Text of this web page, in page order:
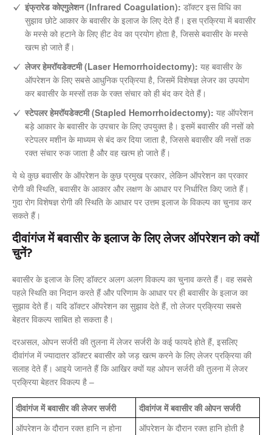
इंफ्रारेड कोएगुलेशन (Infrared Coagulation): डॉक्टर इस विधि का
सुझाव छोटे आकार के बवासीर के इलाज के लिए देते हैं। इस प्रक्रिया में बवासीर
के मस्से को हटाने के लिए हीट वेव का प्रयोग होता है, जिससे बवासीर के मस्से
खत्म हो जाते हैं।
लेजर हेमरॉयडेक्टमी (Laser Hemorrhoidectomy): यह बवासीर के
ऑपरेशन के लिए सबसे आधुनिक प्रक्रिया है, जिसमें विशेषज्ञ लेजर का उपयोग
कर बवासीर के मस्सों तक के रक्त संचार को ही बंद कर देते हैं।
स्टेपलर हेमरॉयडेक्टमी (Stapled Hemorrhoidectomy): यह ऑपरेशन
बड़े आकार के बवासीर के उपचार के लिए उपयुक्त है। इसमें बवासीर की नसों को
स्टेपलर मशीन के माध्यम से बंद कर दिया जाता है, जिससे बवासीर की नसों तक
रक्त संचार रुक जाता है और वह खत्म हो जाते हैं।
ये थे कुछ बवासीर के ऑपरेशन के कुछ प्रमुख प्रकार, लेकिन ऑपरेशन का प्रकार
रोगी की स्थिति, बवासीर के आकार और लक्षण के आधार पर निर्धारित किए जाते हैं।
गुदा रोग विशेषज्ञ रोगी की स्थिति के आधार पर उत्तम इलाज के विकल्प का चुनाव कर
सकते हैं।
दीवांगंज में बवासीर के इलाज के लिए लेजर ऑपरेशन को क्यों
चुनें?
बवासीर के इलाज के लिए डॉक्टर अलग अलग विकल्प का चुनाव करते हैं। वह सबसे
पहले स्थिति का निदान करते हैं और परिणाम के आधार पर ही बवासीर के इलाज का
सुझाव देते हैं। यदि डॉक्टर ऑपरेशन का सुझाव देते हैं, तो लेजर प्रक्रिया सबसे
बेहतर विकल्प साबित हो सकता है।
दरअसल, ओपन सर्जरी की तुलना में लेजर सर्जरी के कई फायदे होते हैं, इसलिए
दीवांगंज में ज्यादातर डॉक्टर बवासीर को जड़ खत्म करने के लिए लेजर प्रक्रिया की
सलाह देते हैं। आइये जानते हैं कि आखिर क्यों यह ओपन सर्जरी की तुलना में लेजर
प्रक्रिया बेहतर विकल्प है –
दीवांगंज में बवासीर की लेजर सर्जरी
दीवांगंज में बवासीर की ओपन सर्जरी
ऑपरेशन के दौरान रक्त हानि न होना
ऑपरेशन के दौरान रक्त हानि होती है